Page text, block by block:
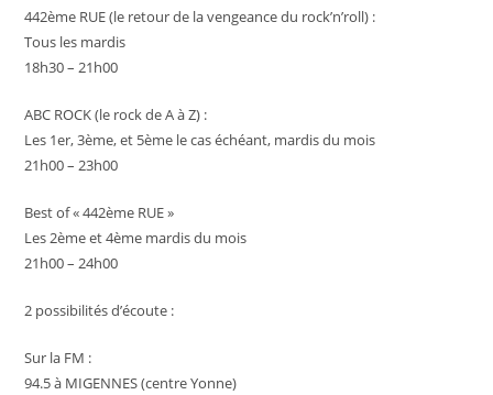
442ème RUE (le retour de la vengeance du rock’n’roll) :
Tous les mardis
18h30 – 21h00
ABC ROCK (le rock de A à Z) :
Les 1er, 3ème, et 5ème le cas échéant, mardis du mois
21h00 – 23h00
Best of « 442ème RUE »
Les 2ème et 4ème mardis du mois
21h00 – 24h00
2 possibilités d’écoute :
Sur la FM :
94.5 à MIGENNES (centre Yonne)